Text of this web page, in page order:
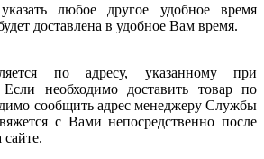
любое другое удобное время
доставлена в удобное Вам время.
по адресу, указанному при
необходимо доставить товар по
сообщить адрес менеджеру Службы
с Вами непосредственно после
сайте.